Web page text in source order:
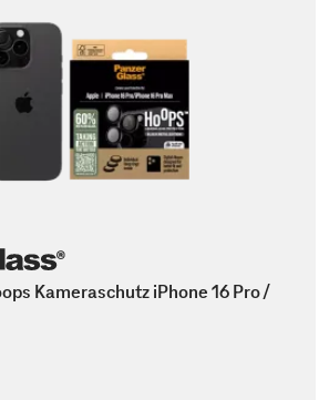
Kameraschutz iPhone 16 Pro /